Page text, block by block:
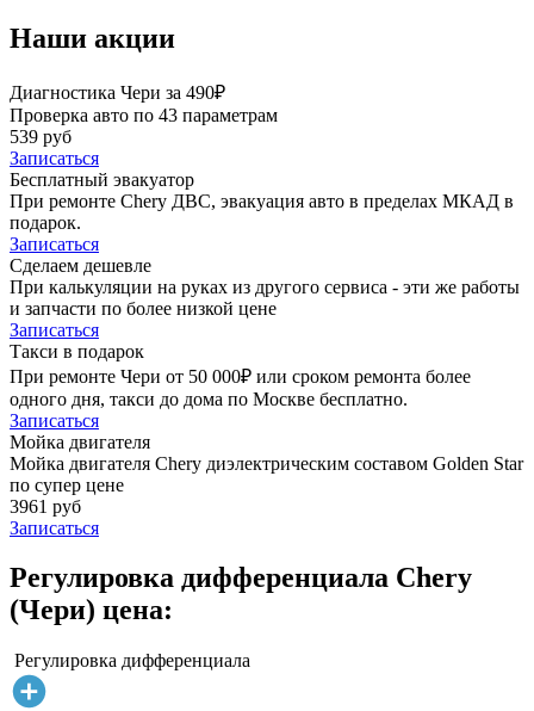
Наши акции
Диагностика Чери за 490₽
Проверка авто по 43 параметрам
539 руб
Записаться
Бесплатный эвакуатор
При ремонте Chery ДВС, эвакуация авто в пределах МКАД в
подарок.
Записаться
Сделаем дешевле
При калькуляции на руках из другого сервиса - эти же работы
и запчасти по более низкой цене
Записаться
Такси в подарок
При ремонте Чери от 50 000₽ или сроком ремонта более
одного дня, такси до дома по Москве бесплатно.
Записаться
Мойка двигателя
Мойка двигателя Chery диэлектрическим составом Golden Star
по супер цене
3961 руб
Записаться
Регулировка дифференциала Chery
(Чери) цена:
Регулировка дифференциала